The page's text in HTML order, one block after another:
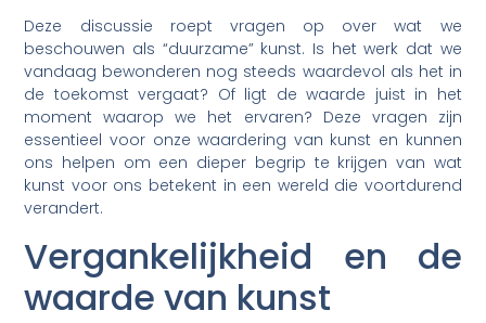
Deze discussie roept vragen op over wat we
beschouwen als “duurzame” kunst. Is het werk dat we
vandaag bewonderen nog steeds waardevol als het in
de toekomst vergaat? Of ligt de waarde juist in het
moment waarop we het ervaren? Deze vragen zijn
essentieel voor onze waardering van kunst en kunnen
ons helpen om een dieper begrip te krijgen van wat
kunst voor ons betekent in een wereld die voortdurend
verandert.
Vergankelijkheid en de
waarde van kunst